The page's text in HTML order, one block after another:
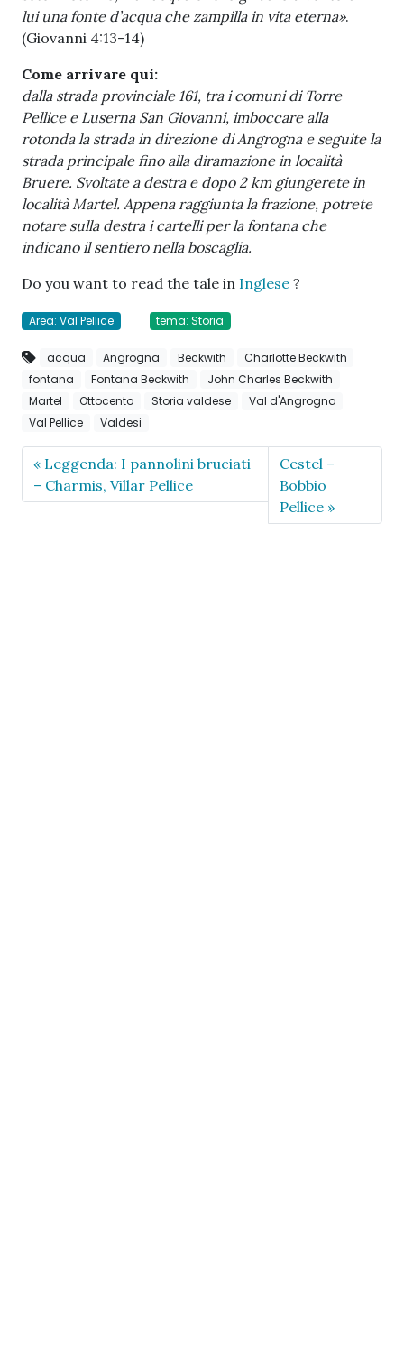
lui una fonte d’acqua che zampilla in vita eterna».
(Giovanni 4:13-14)
Come arrivare qui:
dalla strada provinciale 161, tra i comuni di Torre
Pellice e Luserna San Giovanni, imboccare alla
rotonda la strada in direzione di Angrogna e seguite la
strada principale fino alla diramazione in località
Bruere. Svoltate a destra e dopo 2 km giungerete in
località Martel. Appena raggiunta la frazione, potrete
notare sulla destra i cartelli per la fontana che
indicano il sentiero nella boscaglia.
Do you want to read the tale in Inglese ?
Area: Val Pellice tema: Storia
acqua Angrogna Beckwith
Charlotte Beckwith
fontana
Fontana Beckwith
John Charles Beckwith
Martel
Ottocento Storia valdese
Val d'Angrogna
Val Pellice
Valdesi
Leggenda: I pannolini bruciati
– Charmis, Villar Pellice
Cestel –
Bobbio
Pellice